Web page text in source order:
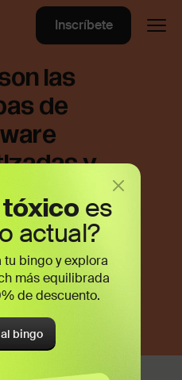
Inscríbete
las
de
y
la
de
de
tóxico es
actual?
tu bingo y explora
más equilibrada
de descuento.
bingo